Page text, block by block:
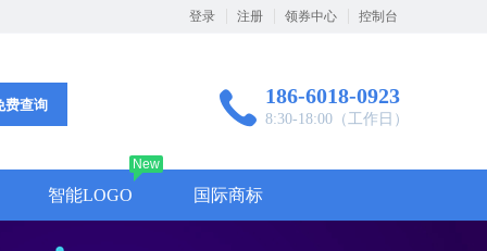
登录 注册 领券中心 控制台
费查询 186-6018-0923
8:30-18:00（工作日）
智能LOGO
New
国际商标